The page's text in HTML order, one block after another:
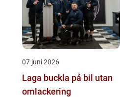
07 juni 2026
Laga buckla på bil utan
omlackering